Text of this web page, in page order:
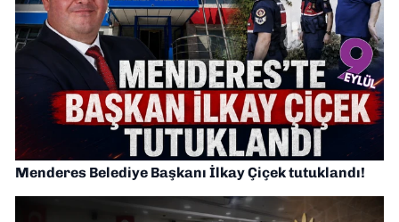
Menderes Belediye Başkanı İlkay Çiçek tutuklandı!